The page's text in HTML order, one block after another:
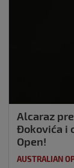
Alcaraz
Đokovića i
Open!
AUSTRALIAN